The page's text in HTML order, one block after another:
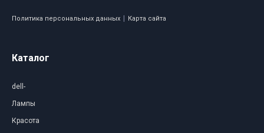
Политика персональных данных Карта сайта
Каталог
dell-
Лампы
Красота